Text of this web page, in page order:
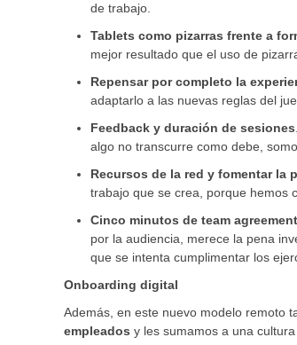
de trabajo.
Tablets como pizarras frente a
mejor resultado que el uso de
Repensar por completo la
adaptarlo a las nuevas reglas del
Feedback y duración de sesiones
algo no transcurre como debe,
Recursos de la red y fomentar la
trabajo que se crea, porque hemos
Cinco minutos de team
por la audiencia, merece la pena
que se intenta cumplimentar los
Onboarding digital
Además, en este nuevo modelo remoto
empleados y les sumamos a una